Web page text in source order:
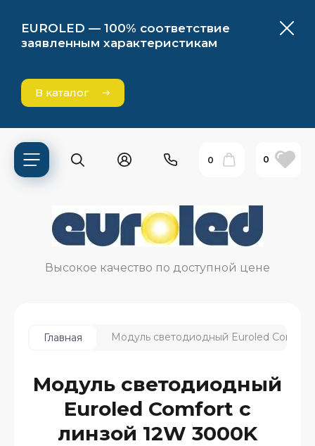
EUROLED — 100% соответствие
заявленным характеристикам
В каталог
0 0
Высокое качество по доступной цене
Главная Модуль светодиодный Euroled
Модуль светодиодный
Euroled Comfort с
линзой 12W 3000K